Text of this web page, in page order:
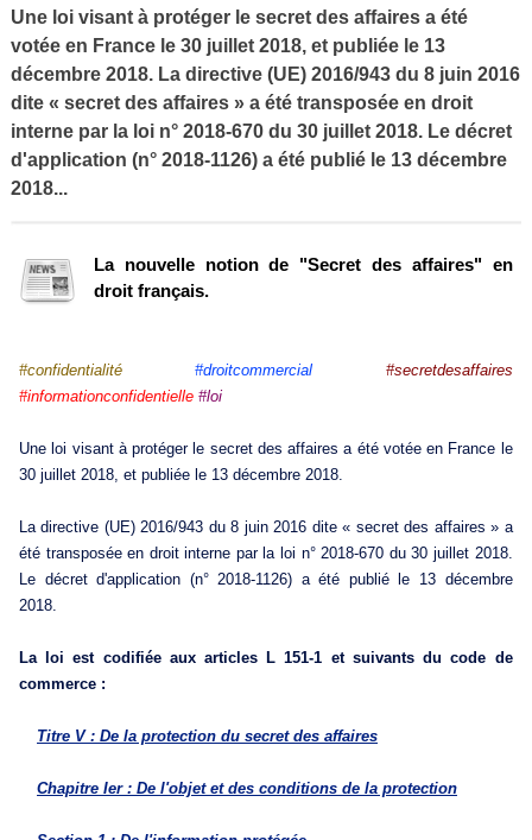
Une loi visant à protéger le secret des affaires a été
votée en France le 30 juillet 2018, et publiée le 13
décembre 2018. La directive (UE) 2016/943 du 8 juin 2016
dite « secret des affaires » a été transposée en droit
interne par la loi n° 2018-670 du 30 juillet 2018. Le décret
d'application (n° 2018-1126) a été publié le 13 décembre
2018...
La nouvelle notion de "Secret des affaires" en
droit français.
#confidentialité #droitcommercial
#secretdesaffaires
#informationconfidentielle #loi
Une loi visant à protéger le secret des affaires a été votée en France le
30 juillet 2018, et publiée le 13 décembre 2018.
La directive (UE) 2016/943 du 8 juin 2016 dite « secret des affaires » a
été transposée en droit interne par la loi n° 2018-670 du 30 juillet 2018.
Le décret d'application (n° 2018-1126) a été publié le 13 décembre
2018.
La loi est codifiée aux articles L 151-1 et suivants du code de
commerce :
Titre V : De la protection du secret des affaires
Chapitre Ier : De l'objet et des conditions de la protection